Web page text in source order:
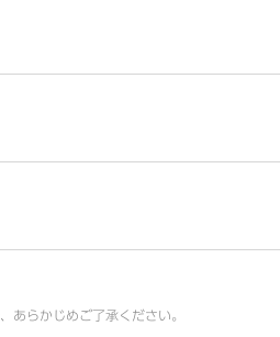
あらかじめご了承ください。